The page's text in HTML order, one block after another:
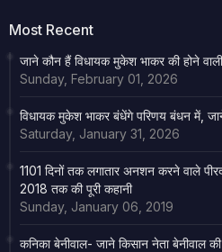
Most Recent
जाने कौन हैं विधायक मुकेश भाकर की होने
Sunday, February 01, 2026
विधायक मुकेश भाकर बंधेंगे परिणय बंधन में,
Saturday, January 31, 2026
1101 दिनों तक लगातार अनशन करने वाले
2018 तक की पूरी कहानी
Sunday, January 06, 2019
कनिका बेनीवाल- जाने किसान नेता बेनीवाल